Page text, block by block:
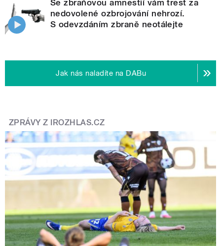
Se zbraňovou amnestií vám trest za
nedovolené ozbrojování nehrozí.
S odevzdáním zbraně neotálejte
Jak nás naladíte na DABu
ZPRÁVY Z IROZHLAS.CZ